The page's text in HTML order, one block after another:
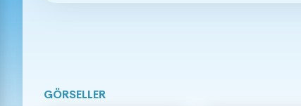
GÖRSELLER